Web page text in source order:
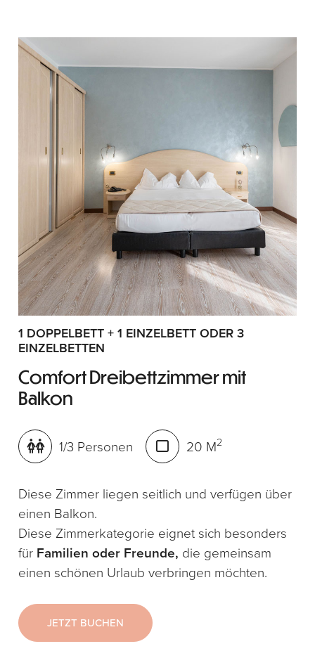
1 DOPPELBETT + 1 EINZELBETT ODER 3
EINZELBETTEN
Comfort Dreibettzimmer mit
Balkon
1/3 Personen 20 M2
Diese Zimmer liegen seitlich und verfügen über
einen Balkon.
Diese Zimmerkategorie eignet sich besonders
für Familien oder Freunde, die gemeinsam
einen schönen Urlaub verbringen möchten.
JETZT BUCHEN